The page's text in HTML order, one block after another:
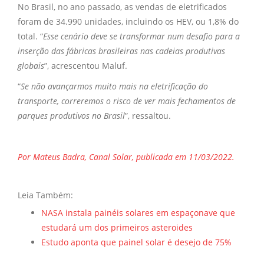
No Brasil, no ano passado, as vendas de eletrificados
foram de 34.990 unidades, incluindo os HEV, ou 1,8% do
total. “Esse cenário deve se transformar num desafio para a
inserção das fábricas brasileiras nas cadeias produtivas
globais”, acrescentou Maluf.
“Se não avançarmos muito mais na eletrificação do
transporte, correremos o risco de ver mais fechamentos de
parques produtivos no Brasil”, ressaltou.
Por Mateus Badra, Canal Solar, publicada em 11/03/2022.
Leia Também:
NASA instala painéis solares em espaçonave que
estudará um dos primeiros asteroides
Estudo aponta que painel solar é desejo de 75%